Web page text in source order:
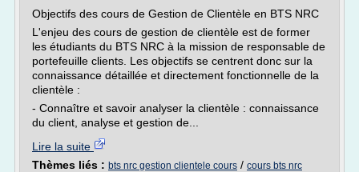
Objectifs des cours de Gestion de Clientèle en BTS NRC
L'enjeu des cours de gestion de clientèle est de former
les étudiants du BTS NRC à la mission de responsable de
portefeuille clients. Les objectifs se centrent donc sur la
connaissance détaillée et directement fonctionnelle de la
clientèle :
- Connaître et savoir analyser la clientèle : connaissance
du client, analyse et gestion de...
Lire la suite
Thèmes liés : bts nrc gestion clientele cours / cours bts nrc